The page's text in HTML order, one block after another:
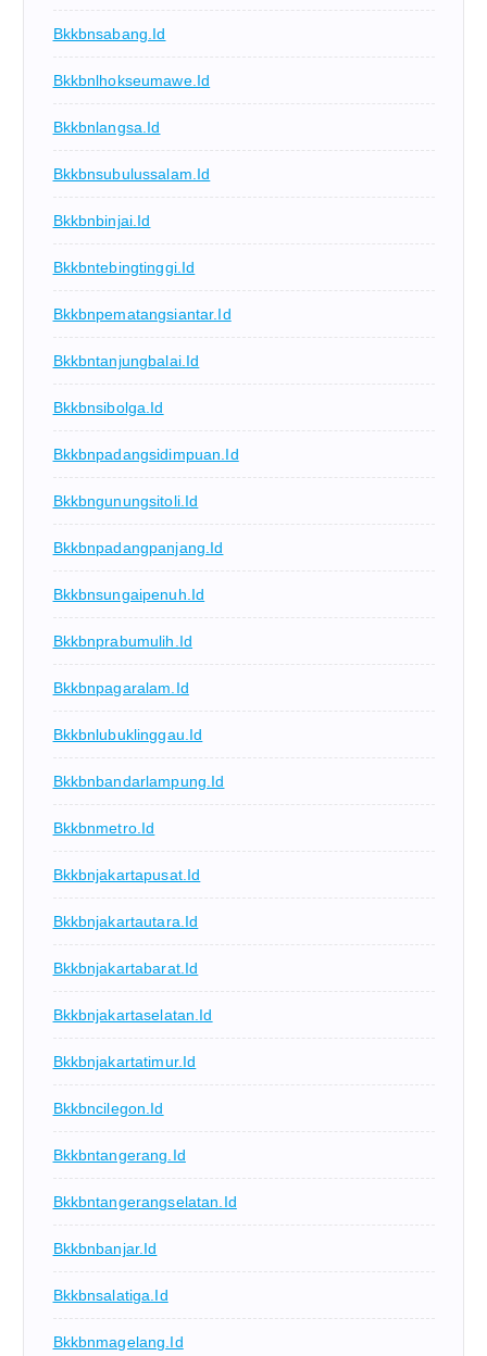
Bkkbnsabang.id
Bkkbnlhokseumawe.id
Bkkbnlangsa.id
Bkkbnsubulussalam.id
Bkkbnbinjai.id
Bkkbntebingtinggi.id
Bkkbnpematangsiantar.id
Bkkbntanjungbalai.id
Bkkbnsibolga.id
Bkkbnpadangsidimpuan.id
Bkkbngunungsitoli.id
Bkkbnpadangpanjang.id
Bkkbnsungaipenuh.id
Bkkbnprabumulih.id
Bkkbnpagaralam.id
Bkkbnlubuklinggau.id
Bkkbnbandarlampung.id
Bkkbnmetro.id
Bkkbnjakartapusat.id
Bkkbnjakartautara.id
Bkkbnjakartabarat.id
Bkkbnjakartaselatan.id
Bkkbnjakartatimur.id
Bkkbncilegon.id
Bkkbntangerang.id
Bkkbntangerangselatan.id
Bkkbnbanjar.id
Bkkbnsalatiga.id
Bkkbnmagelang.id